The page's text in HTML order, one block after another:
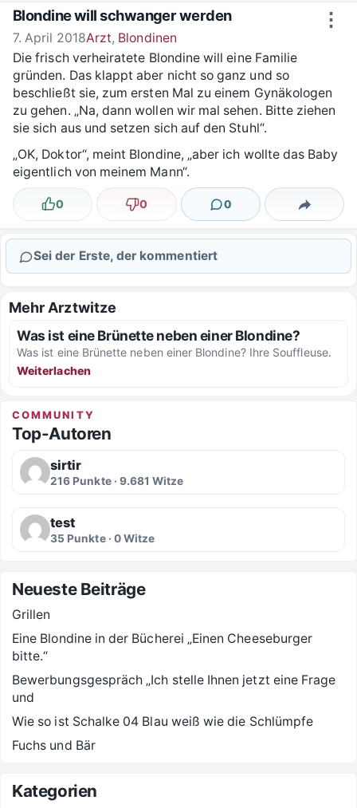
Zum Inhalt springen ⋮
Blondine will schwanger werden
7. April 2018Arzt, Blondinen
Die frisch verheiratete Blondine will eine Familie
gründen. Das klappt aber nicht so ganz und so
beschließt sie, zum ersten Mal zu einem Gynäkologen
zu gehen. „Na, dann wollen wir mal sehen. Bitte ziehen
sie sich aus und setzen sich auf den Stuhl“.
„OK, Doktor“, meint Blondine, „aber ich wollte das Baby
eigentlich von meinem Mann“.
Lustig
0 Nicht lustig
0 0
Kommentare Teilen
Sei der Erste, der kommentiert
Mehr Arztwitze
Was ist eine Brünette neben einer Blondine?
Was ist eine Brünette neben einer Blondine? Ihre Souffleuse.
Weiterlachen
COMMUNITY
Top-Autoren
sirtir
216 Punkte · 9.681 Witze
test
35 Punkte · 0 Witze
Neueste Beiträge
Grillen
Eine Blondine in der Bücherei „Einen Cheeseburger
bitte.“
Bewerbungsgespräch „Ich stelle Ihnen jetzt eine Frage
und
Wie so ist Schalke 04 Blau weiß wie die Schlümpfe
Fuchs und Bär
Kategorien